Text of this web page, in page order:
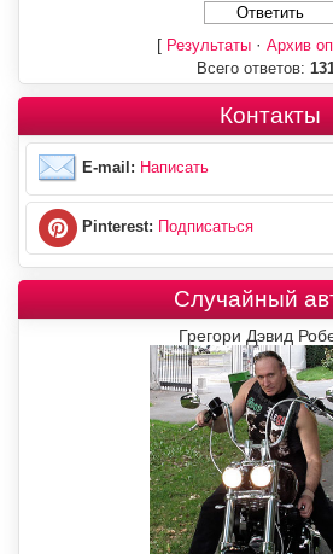
[ Результаты· Архив
Всего ответов:
Контакты
E-mail: Написать
Pinterest: Подписаться
Случайный
Грегори Дэвид